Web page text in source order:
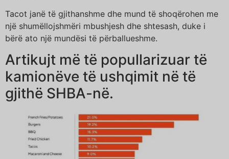
Tacot janë të gjithanshme dhe mund të shoqërohen me
një shumëllojshmëri mbushjesh dhe shtesash, duke i
bërë ato një mundësi të përballueshme.
Artikujt më të popullarizuar të
kamionëve të ushqimit në të
gjithë SHBA-në.